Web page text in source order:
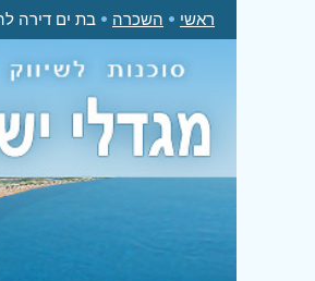
ראשי השכרה בת ים דירה להשכרה 2